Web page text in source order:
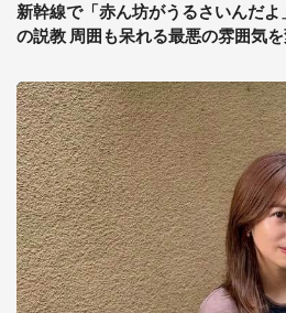
新幹線で「赤ん坊がうるさいんだ
の説教 周囲も呆れる最悪の雰囲気を